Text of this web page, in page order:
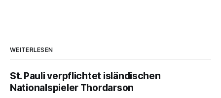
WEITERLESEN
St. Pauli verpflichtet isländischen
Nationalspieler Thordarson